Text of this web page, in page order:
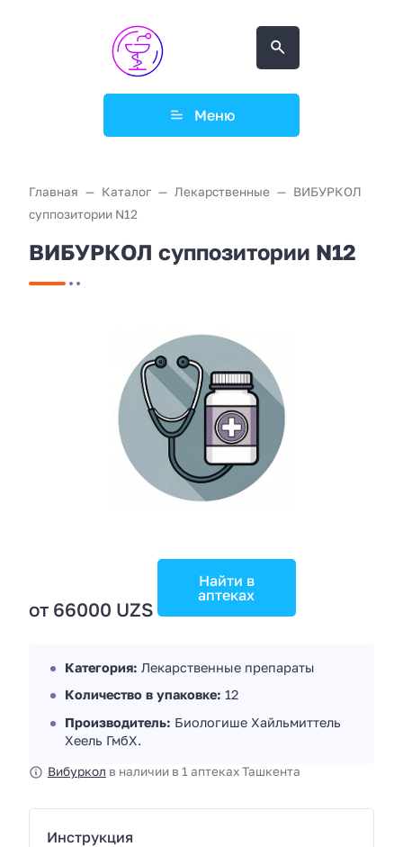
Меню
Главная Каталог Лекарственные
ВИБУРКОЛ
суппозитории N12
ВИБУРКОЛ суппозитории N12
от 66000 UZS
Найти в
аптеках
Категория: Лекарственные препараты
Количество в упаковке: 12
Производитель: Биологише Хайльмиттель
Хеель ГмбХ.
Вибуркол в наличии в 1 аптеках Ташкента
Инструкция